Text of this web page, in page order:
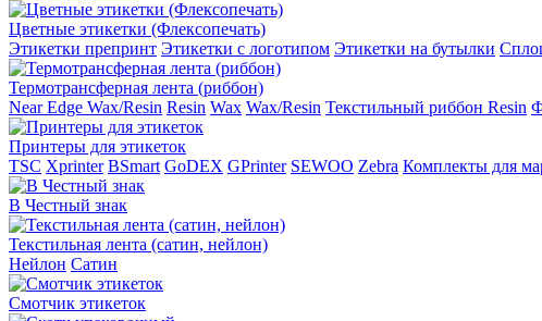
Цветные этикетки (Флексопечать)
Этикетки препринт Этикетки с логотипом Этикетки на бутылки
Термотрансферная лента (риббон)
Near Edge Wax/Resin Resin Wax Wax/Resin Текстильный риббон Resin
Принтеры для этикеток
TSC Xprinter BSmart GoDEX GPrinter SEWOO Zebra Комплекты для
В Честный знак
Текстильная лента (сатин, нейлон)
Нейлон Сатин
Смотчик этикеток